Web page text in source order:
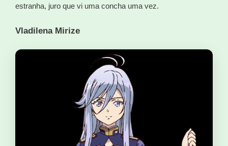
estranha, juro que vi uma concha uma vez.
Vladilena Mirize